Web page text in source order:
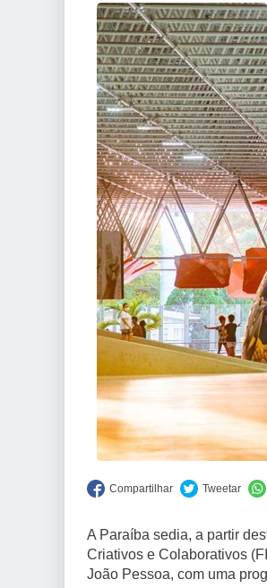
A Paraíba sedia, a partir
Criativos e Colaborativos
João Pessoa, com uma